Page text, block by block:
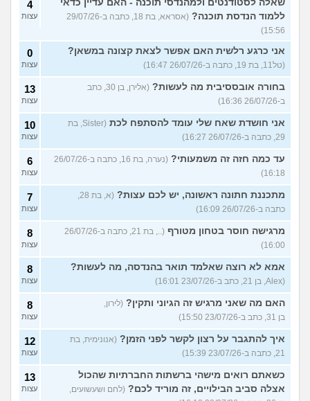
שאלה לסטודנטים ולמהנדסי תוכנה - האם עדיין כדאי
ללמוד הנדסת תוכנה?
(אסראא, בת 18, כתבה ב-29/07/26
15:56)
4
עצות
אני כרגע רלשית האם אפשר לצאת קצונה במשאן?
(טל11, בת 19, כתבה ב-26/07/26 16:47)
0
עצות
בחורה אובססיבית מה לעשות?
(אלירן, בן 30, כתב
ב-26/07/26 16:36)
13
עצות
אני חושדת שאח שלי עומד להסתפח לכת
(Sister, בת
29, כתבה ב-26/07/26 16:27)
10
עצות
עד כמה חזה זה משמעותי?
(נערה, בת 16, כתבה ב-26/07/26
16:18)
6
עצות
מתכננת חתונה ראשונה, יש לכם עצות?
(א, בת 28,
כתבה ב-26/07/26 16:09)
7
עצות
מרגישה חוסר בטחון מטורף
(.., בת 21, כתבה ב-26/07/26
16:00)
8
עצות
אמא לא רוצה שאלמד תואר בהנדסה, מה לעשות?
(Alex, בן 21, כתב ב-23/07/26 16:01)
8
עצות
האם מה שאני מרגיש זה הגיוני ותקין? (לירון,
בן 31, כתב ב-23/07/26 15:50)
8
עצות
איך להתגבר על רצון לקשר לפני הזמן? (אנונימית, בת
21, כתבה ב-23/07/26 15:39)
12
עצות
כשאתם רואים מישהי ברשתות החברתיות שהכול
אצלה סביב הבילויים, זה מוריד לכם? (לחם ושעשועים,
13
עצות